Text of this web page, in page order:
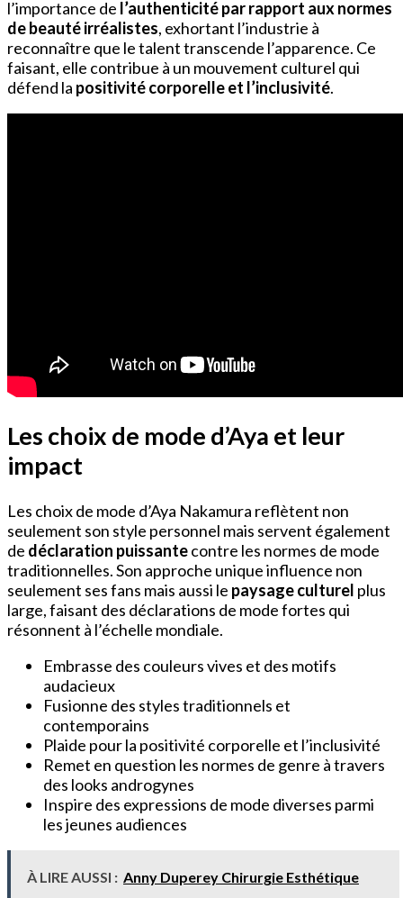
l’importance de l’authenticité par rapport aux normes
de beauté irréalistes, exhortant l’industrie à
reconnaître que le talent transcende l’apparence. Ce
faisant, elle contribue à un mouvement culturel qui
défend la positivité corporelle et l’inclusivité.
Les choix de mode d’Aya et leur
impact
Les choix de mode d’Aya Nakamura reflètent non
seulement son style personnel mais servent également
de déclaration puissantecontre les normes de mode
traditionnelles. Son approche unique influence non
seulement ses fans mais aussi le paysage culturel plus
large, faisant des déclarations de mode fortes qui
résonnent à l’échelle mondiale.
Embrasse des couleurs vives et des motifs
audacieux
Fusionne des styles traditionnels et
contemporains
Plaide pour la positivité corporelle et l’inclusivité
Remet en question les normes de genre à travers
des looks androgynes
Inspire des expressions de mode diverses parmi
les jeunes audiences
À LIRE AUSSI : Anny Duperey Chirurgie Esthétique